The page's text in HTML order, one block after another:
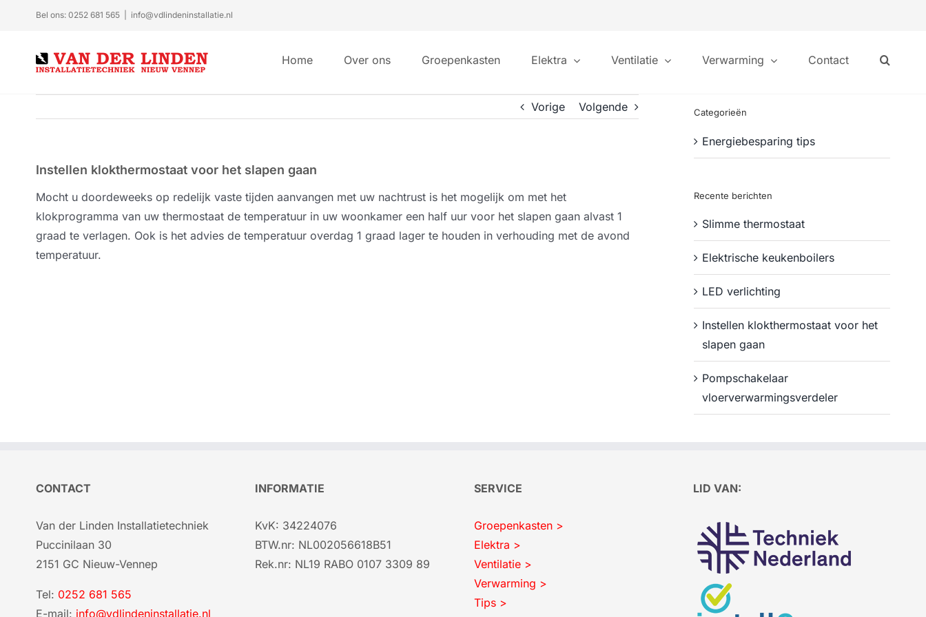
Bel ons: 0252 681 565 info@vdlindeninstallatie.nl
Home Over ons Groepenkasten Elektra Ventilatie Verwarming Contact
Vorige Volgende
Instellen klokthermostaat voor het slapen gaan
Mocht u doordeweeks op redelijk vaste tijden aanvangen met uw nachtrust is het mogelijk om met het
klokprogramma van uw thermostaat de temperatuur in uw woonkamer een half uur voor het slapen gaan alvast 1
graad te verlagen. Ook is het advies de temperatuur overdag 1 graad lager te houden in verhouding met de avond
temperatuur.
Categorieën
Energiebesparing tips
Recente berichten
Slimme thermostaat
Elektrische keukenboilers
LED verlichting
Instellen klokthermostaat voor het
slapen gaan
Pompschakelaar
vloerverwarmingsverdeler
CONTACT
Van der Linden Installatietechniek
Puccinilaan 30
2151 GC Nieuw-Vennep
Tel: 0252 681 565
E-mail: info@vdlindeninstallatie.nl
INFORMATIE
KvK: 34224076
BTW.nr: NL002056618B51
Rek.nr: NL19 RABO 0107 3309 89
SERVICE
Groepenkasten >
Elektra >
Ventilatie >
Verwarming >
Tips >
LID VAN: